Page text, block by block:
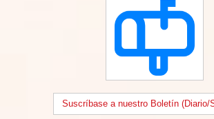
Suscríbase a nuestro Boletín (Diario/